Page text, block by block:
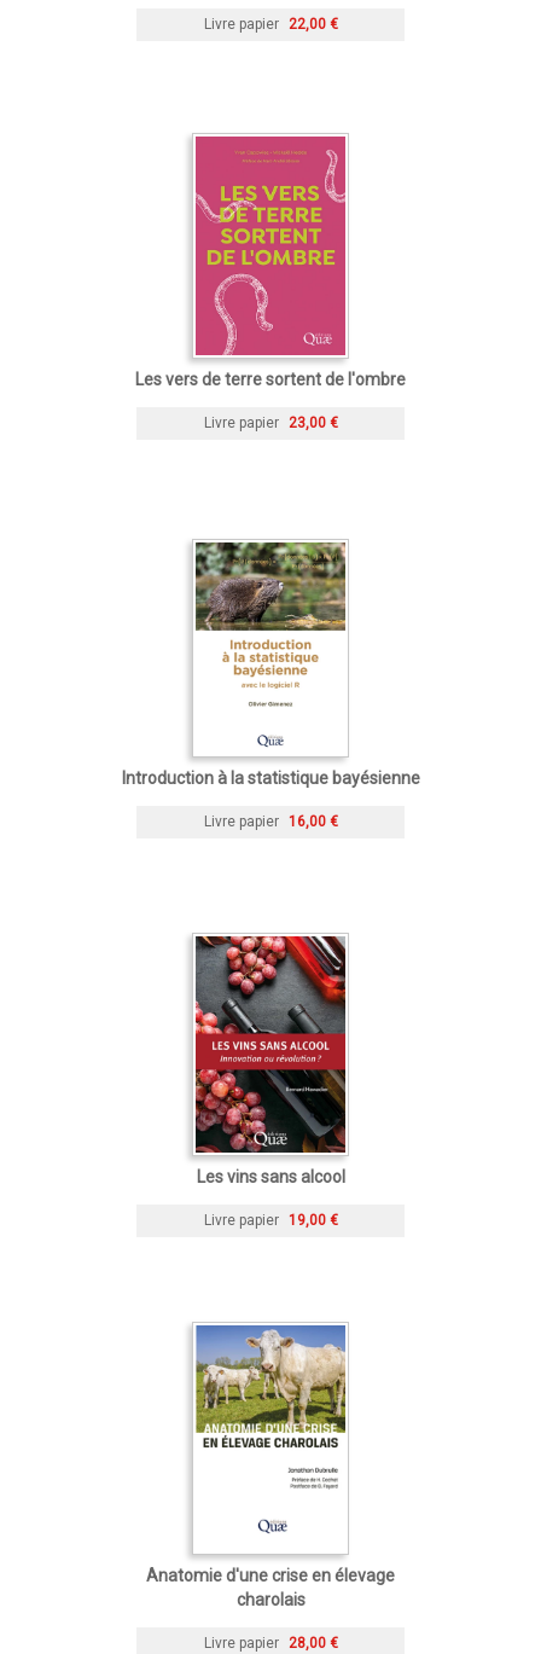
Livre papier 22,00 €
Les vers de terre sortent de l'ombre
Livre papier 23,00 €
Introduction à la statistique bayésienne
Livre papier 16,00 €
Les vins sans alcool
Livre papier 19,00 €
Anatomie d'une crise en élevage
charolais
Livre papier 28,00 €